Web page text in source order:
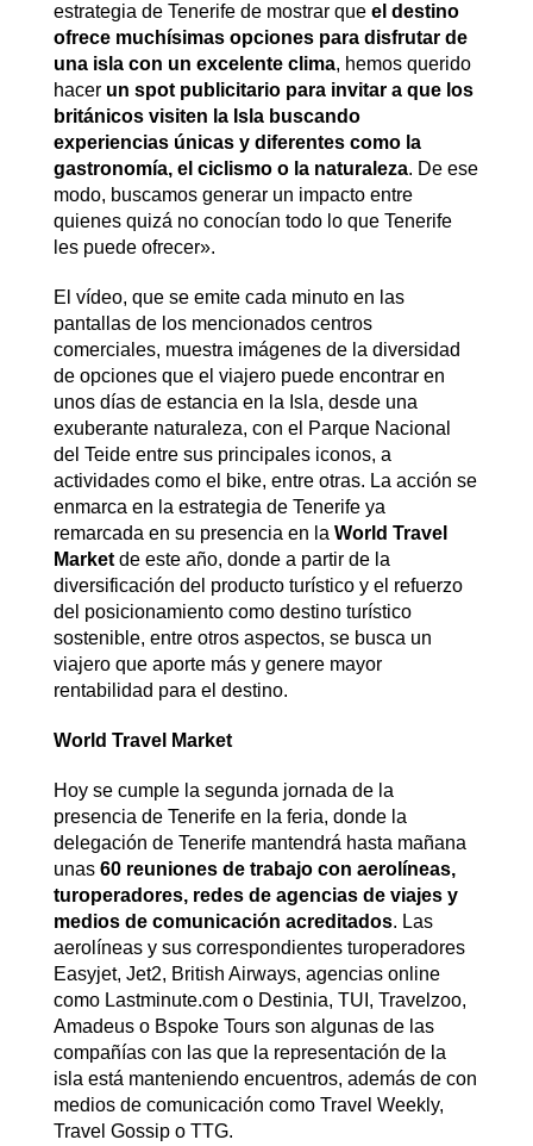
estrategia de Tenerife de mostrar queel destino
ofrece muchísimas opciones para disfrutar de
una isla con un excelente clima, hemos querido
hacer un spot publicitario para invitar a que los
británicos visiten la Isla buscando
experiencias únicas y diferentes como la
gastronomía, el ciclismo o la naturaleza. De ese
modo, buscamos generar un impacto entre
quienes quizá no conocían todo lo que Tenerife
les puede ofrecer».
El vídeo, que se emite cada minuto en las
pantallas de los mencionados centros
comerciales, muestra imágenes de la diversidad
de opciones que el viajero puede encontrar en
unos días de estancia en la Isla, desde una
exuberante naturaleza, con el Parque Nacional
del Teide entre sus principales iconos, a
actividades como el bike, entre otras. La acción se
enmarca en la estrategia de Tenerife ya
remarcada en su presencia en la World Travel
Marketde este año, donde a partir de la
diversificación del producto turístico y el refuerzo
del posicionamiento como destino turístico
sostenible, entre otros aspectos, se busca un
viajero que aporte más y genere mayor
rentabilidad para el destino.
World Travel Market
Hoy se cumple la segunda jornada de la
presencia de Tenerife en la feria, donde la
delegación de Tenerife mantendrá hasta mañana
unas60 reuniones de trabajo con aerolíneas,
turoperadores, redes de agencias de viajes y
medios de comunicación acreditados. Las
aerolíneas y sus correspondientes turoperadores
Easyjet, Jet2, British Airways, agencias online
como Lastminute.com o Destinia, TUI, Travelzoo,
Amadeus o Bspoke Tours son algunas de las
compañías con las que la representación de la
isla está manteniendo encuentros, además de con
medios de comunicación como Travel Weekly,
Travel Gossip o TTG.